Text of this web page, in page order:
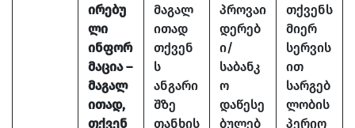
ირებუ
ლი
ინფორ
მაცია –
მაგალ
ითად,
თქვენ
მაგალ
ითად
თქვენ
ს
ანგარი
შზე
თანხის
პროვაი
დერებ
ი/
საბანკ
ო
დაწესე
ბულებ
თქვენს
მიერ
სერვის
ით
სარგებ
ლობის
პერიო